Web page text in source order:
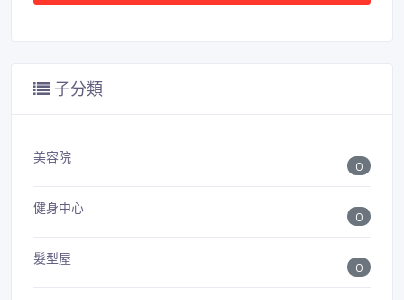
子分類
美容院
0
健身中心
0
髮型屋
0